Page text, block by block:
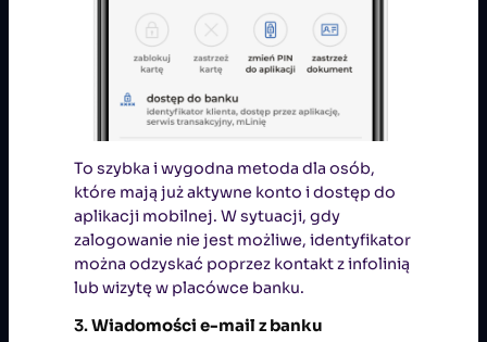
To szybka i wygodna metoda dla osób,
które mają już aktywne konto i dostęp do
aplikacji mobilnej. W sytuacji, gdy
zalogowanie nie jest możliwe, identyfikator
można odzyskać poprzez kontakt z infolinią
lub wizytę w placówce banku.
3.Wiadomości e-mail z banku